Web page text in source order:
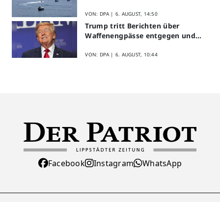
VON: DPA | 6. AUGUST, 14:50
Trump tritt Berichten über
Waffenengpässe entgegen und
VON: DPA | 6. AUGUST, 10:44
Facebook Instagram WhatsApp